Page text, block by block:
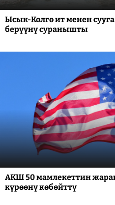
Ысык-Көлгө ит менен
берүүнү суранышты
АКШ 50 мамлекеттин
күрөөнү көбөйттү